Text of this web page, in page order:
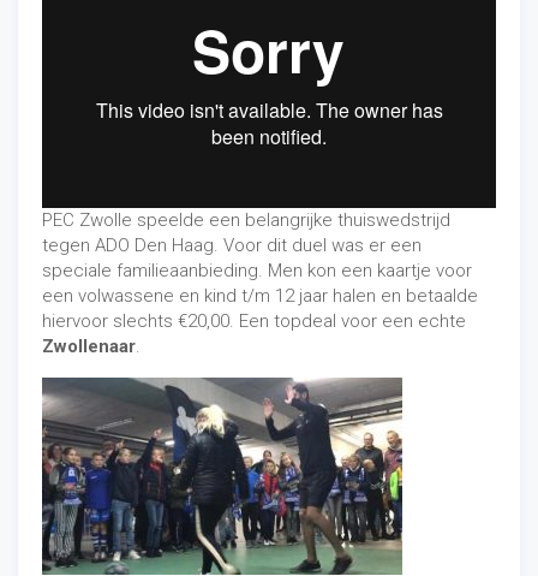
PEC Zwolle speelde een belangrijke thuiswedstrijd
tegen ADO Den Haag. Voor dit duel was er een
speciale familieaanbieding. Men kon een kaartje voor
een volwassene en kind t/m 12 jaar halen en betaalde
hiervoor slechts €20,00. Een topdeal voor een echte
Zwollenaar.